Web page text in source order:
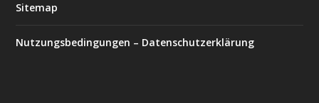
Sitemap
Nutzungsbedingungen – Datenschutzerklärung